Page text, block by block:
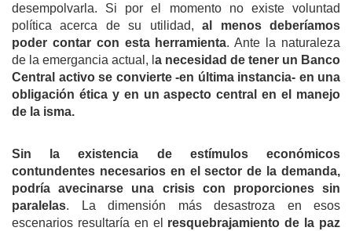
desempolvarla. Si por el momento no existe voluntad
política acerca de su utilidad,al menosdeberíamos
poder contarcon estaherramienta. Ante la naturaleza
de la emergancia actual, l a necesidad de tener un Banco
Central activo se convierte -en última instancia- en una
obligación ética y en un aspecto central en el manejo
de la isma.
Sin la existencia de estímulos económicos
contundentes necesarios en el sector de lademanda,
podría avecinarse una crisis con proporciones sin
paralelas. La dimensión más desastroza en esos
escenarios resultaría en el resquebrajamiento de la paz